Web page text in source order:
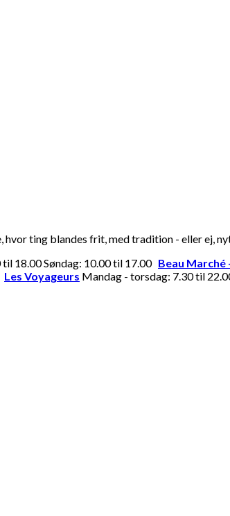
ting blandes frit, med tradition - eller ej,
18.00 Søndag: 10.00 til 17.00 Beau Marché
Les Voyageurs Mandag - torsdag: 7.30 til